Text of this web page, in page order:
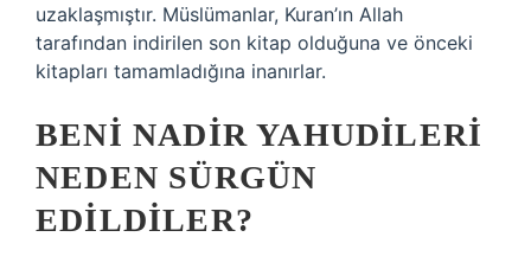
uzaklaşmıştır. Müslümanlar, Kuran’ın Allah
tarafından indirilen son kitap olduğuna ve önceki
kitapları tamamladığına inanırlar.
BENI NADIR YAHUDILERI
NEDEN SÜRGÜN
EDILDILER?